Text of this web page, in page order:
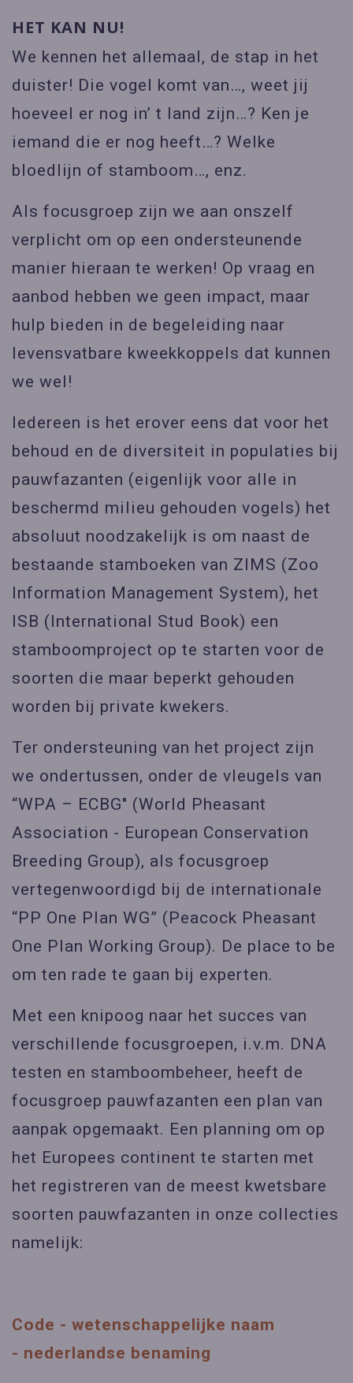
HET KAN NU!
We kennen het allemaal, de stap in het
duister! Die vogel komt van…, weet jij
hoeveel er nog in’ t land zijn…? Ken je
iemand die er nog heeft…? Welke
bloedlijn of stamboom…, enz.
Als focusgroep zijn we aan onszelf
verplicht om op een ondersteunende
manier hieraan te werken! Op vraag en
aanbod hebben we geen impact, maar
hulp bieden in de begeleiding naar
levensvatbare kweekkoppels dat kunnen
we wel!
Iedereen is het erover eens dat voor het
behoud en de diversiteit in populaties bij
pauwfazanten (eigenlijk voor alle in
beschermd milieu gehouden vogels) het
absoluut noodzakelijk is om naast de
bestaande stamboeken van ZIMS (Zoo
Information Management System), het
ISB (International Stud Book) een
stamboomproject op te starten voor de
soorten die maar beperkt gehouden
worden bij private kwekers.
Ter ondersteuning van het project zijn
we ondertussen, onder de vleugels van
“WPA – ECBG" (World Pheasant
Association - European Conservation
Breeding Group), als focusgroep
vertegenwoordigd bij de internationale
“PP One Plan WG” (Peacock Pheasant
One Plan Working Group). De place to be
om ten rade te gaan bij experten.
Met een knipoog naar het succes van
verschillende focusgroepen, i.v.m. DNA
testen en stamboombeheer, heeft de
focusgroep pauwfazanten een plan van
aanpak opgemaakt. Een planning om op
het Europees continent te starten met
het registreren van de meest kwetsbare
soorten pauwfazanten in onze collecties
namelijk:
Code - wetenschappelijke naam
- nederlandse benaming